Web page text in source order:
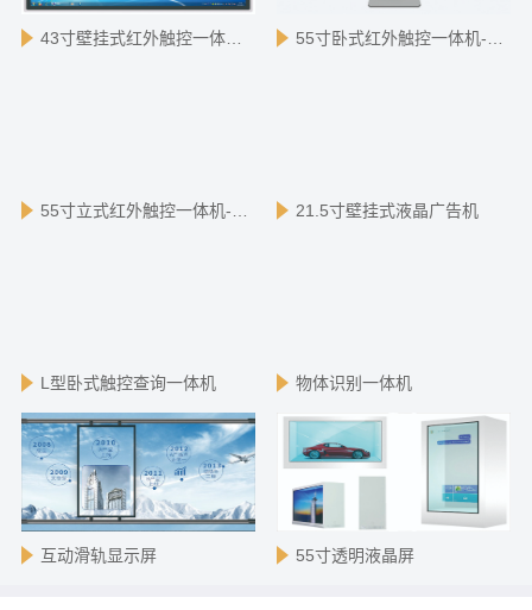
43寸壁挂式红外触控一体机-X86版 55寸卧式红外触控一体机-安卓版
55寸立式红外触控一体机-安卓版 21.5寸壁挂式液晶广告机
L型卧式触控查询一体机 物体识别一体机
互动滑轨显示屏 55寸透明液晶屏